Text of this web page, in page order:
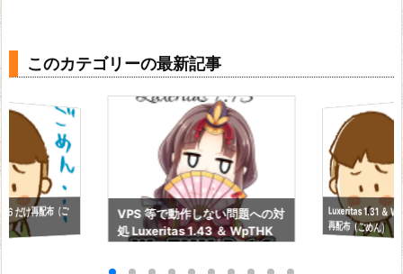
このカテゴリーの最新記事
だけ再配布（ご
VPS 等で動作しない問題への対
処 Luxeritas 1.43 ＆ WpTHK
Luxeritas 1.31 ＆
再配布（ごめん）